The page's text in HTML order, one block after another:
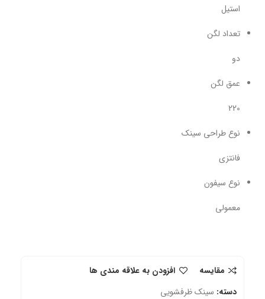
استیل
تعداد لگن
دو
عمق لگن
220
نوع طراحی سینک
فانتزی
نوع سیفون
معمولی
مقایسه
افزودن به علاقه مندی ها
دسته: سینک ظرفشویی